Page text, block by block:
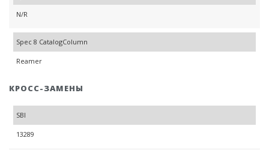
N/R
Spec 8 CatalogColumn
Reamer
КРОСС-ЗАМЕНЫ
SBI
13289